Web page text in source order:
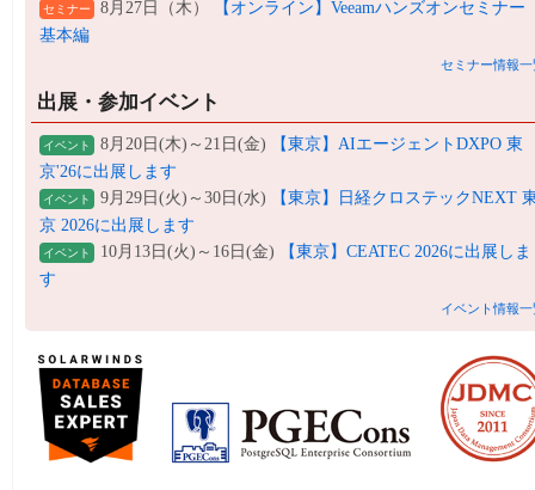
セミナー 8月27日（木）
【オンライン】Veeamハンズオンセミナー
基本編
セミナー情報一
出展・参加イベント
イベント 8月20日(木)～21日(金)
【東京】AIエージェントDXPO 東
京'26に出展します
イベント 9月29日(火)～30日(水)
【東京】日経クロステックNEXT
京 2026に出展します
イベント 10月13日(火)～16日(金)
【東京】CEATEC 2026に出展しま
す
イベント情報一